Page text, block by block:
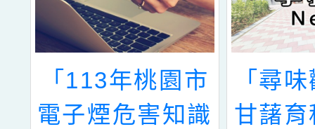
「113年桃園市
電子煙危害知識
「尋
甘藷